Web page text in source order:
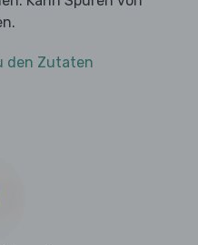
den Zutaten